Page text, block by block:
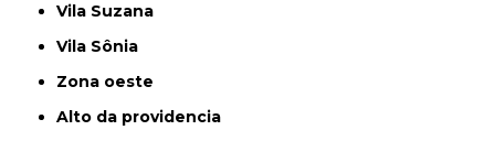
Vila Suzana
Vila Sônia
Zona oeste
alto da providencia